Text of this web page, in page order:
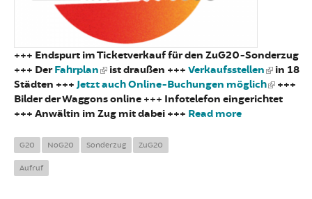
+++ Endspurt im Ticketverkauf für den ZuG20-Sonderzug
+++ DerFahrplan ist draußen +++ Verkaufsstellen
in 18
Städten +++ Jetzt auch Online-Buchungen möglich
+++
Bilder der Waggons online +++ Infotelefon eingerichtet
+++ Anwältin im Zug mit dabei +++ Read more
G20 NoG20 Sonderzug ZuG20
Aufruf